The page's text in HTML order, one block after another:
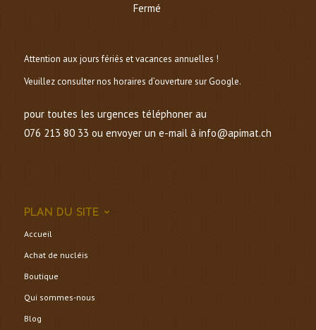
Fermé
Attention aux jours fériés et vacances annuelles !
Veuillez consulter nos horaires d’ouverture sur Google.
pour toutes les urgences téléphoner au
076 213 80 33 ou envoyer un e-mail à info@apimat.ch
PLAN DU SITE
Accueil
Achat de nucléis
Boutique
Qui sommes-nous
Blog